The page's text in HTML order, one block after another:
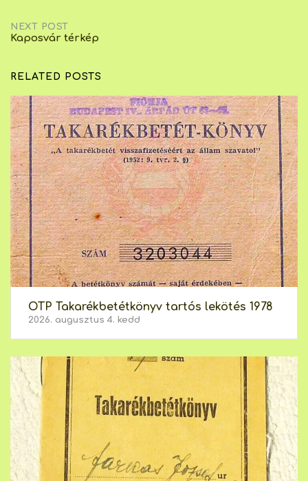
NEXT POST
Kaposvár térkép
RELATED POSTS
OTP Takarékbetétkönyv tartós lekötés 1978
2026. augusztus 4. kedd